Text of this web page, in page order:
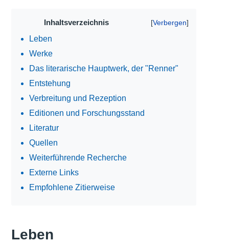
Inhaltsverzeichnis
Leben
Werke
Das literarische Hauptwerk, der "Renner"
Entstehung
Verbreitung und Rezeption
Editionen und Forschungsstand
Literatur
Quellen
Weiterführende Recherche
Externe Links
Empfohlene Zitierweise
Leben